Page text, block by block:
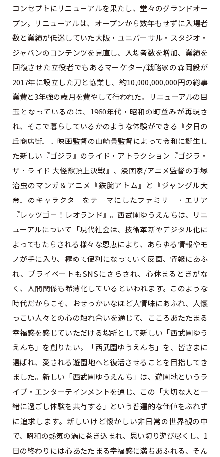
コンセプトにリニューアルを果たし、堂々のグランドオー
プン。リニューアルは、オープンから数年もせずに入場者
数と業績が低迷していた大阪・ユニバーサル・スタジオ・
ジャパンのコンテンツを見直し、入場者数を増加、業績を
回復させた立役者でもあるマーケター/戦略家の森岡毅が
2017年に設立した刀と協業し、約10,000,000,000円の総事
業費と3年強の歳月を費やして行われた。リニューアルの目
玉となっているのは、1960年代・昭和の町並みが再現さ
れ、そこで暮らしているかのような体験ができる『夕日の
丘商店街』、映画監督の山崎貴監督によって令和に誕生し
た新しい『ゴジラ』のライド・アトラクション『ゴジラ・
ザ・ライド 大怪獣頂上決戦』、漫画家/アニメ監督の手塚
治虫のマンガ＆アニメ『鉄腕アトム』と『ジャングル大
帝』のキャラクターをテーマにしたファミリー・エリア
『レッツゴー！レオランド』。西武園ゆうえんちは、リニ
ューアルについて「現代社会は、技術革新やデジタル化に
よってもたらされる様々な恩恵により、あらゆる情報やモ
ノが手に入り、極めて便利になっていく反面、情報にあふ
れ、プライベートもSNSにさらされ、心休まるときがな
く、人間関係も希薄化しているといわれます。このような
時代だからこそ、おせっかいなほど人情味にあふれ、人懐
っこい人々との心の触れ合いを通じて、こころあたたまる
幸福感を感じていただける場所として新しい「西武園ゆう
えんち」を創りたい。「西武園ゆうえんち」を、皆さまに
選ばれ、愛される遊園地へと復活させることを目指してき
ました。新しい「西武園ゆうえんち」は、遊園地というラ
イブ・エンターテインメントを通じ、この「大切な人と一
緒に過ごし体験を共有する」という普遍的な価値をぶれず
に追求します。新しいけど懐かしい非日常の世界観の中
で、昭和の熱気の渦に巻き込まれ、思い切り遊び尽くし、1
日の終わりには心あたたまる幸福感に満ちあふれる、そん